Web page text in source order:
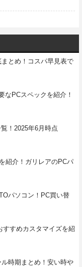
まとめ！コスパ早見表で
なPCスペックを紹介！
！2025年6月時点
紹介！ガリレアのPCパ
パソコン！PC買い替
すすめカスタマイズを紹
時期まとめ！安い時や